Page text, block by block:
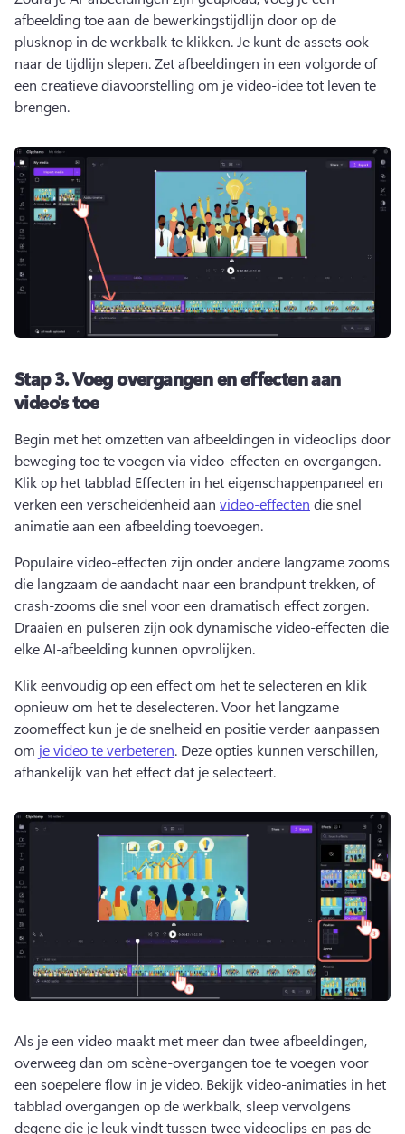
afbeelding toe aan de bewerkingstijdlijn door op de
plusknop in de werkbalk te klikken. Je kunt de assets ook
naar de tijdlijn slepen. Zet afbeeldingen in een volgorde of
een creatieve diavoorstelling om je video-idee tot leven te
brengen.
Stap 3.Voeg overgangen en effecten aan
video's toe
Begin met het omzetten van afbeeldingen in videoclips door
Klik op het tabblad Effecten in het eigenschappenpaneel en
verken een verscheidenheid aan video-effecten die snel
animatie aan een afbeelding toevoegen.
Populaire video-effecten zijn onder andere langzame zooms
die langzaam de aandacht naar een brandpunt trekken, of
Draaien en pulseren zijn ook dynamische video-effecten die
elke AI-afbeelding kunnen opvrolijken.
Klik eenvoudig op een effect om het te selecteren en klik
opnieuw om het te deselecteren. Voor het langzame
zoomeffect kun je de snelheid en positie verder aanpassen
om je video te verbeteren. Deze opties kunnen verschillen,
afhankelijk van het effect dat je selecteert.
Als je een video maakt met meer dan twee afbeeldingen,
overweeg dan om scène-overgangen toe te voegen voor
een soepelere flow in je video. Bekijk video-animaties in het
tabblad overgangen op de werkbalk, sleep vervolgens
degene die je leuk vindt tussen twee videoclips en pas de